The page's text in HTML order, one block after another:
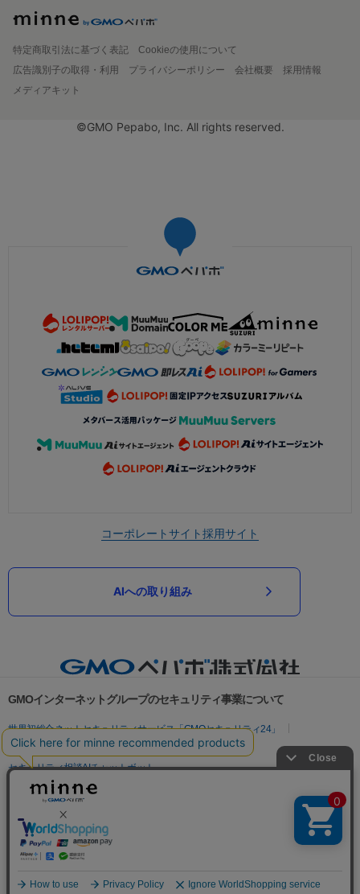
特定商取引法に基づく表記
Cookieの使用について
広告識別子の取得・利用
プライバシーポリシー 会社概要
採用情報
メディアキット
©GMO Pepabo, Inc. All rights reserved.
コーポレートサイト採用サイト
AIへの取り組み
GMOインターネットグループのセキュリティ事業について
世界初総合ネットセキュリティサービス「GMOセキュリティ24」
パスワード漏洩診断
Webサイトリスク診断
セキュリティ相談AIチャットボット
実在証明・盗聴対策
サイバー攻撃対策（GMO Flatt Security）
セキュリティ事業の軌跡